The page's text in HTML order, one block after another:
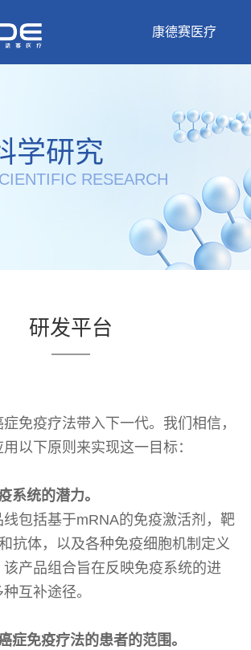
康德赛医疗
学研究
RESEARCH
研发平台
免疫疗法带入下一代。我们相信，
以下原则来实现这一目标：
系统的潜力。
包括基于mRNA的免疫激活剂，靶
抗体，以及各种免疫细胞机制定义
产品组合旨在反映免疫系统的进
互补途径。
症免疫疗法的患者的范围。